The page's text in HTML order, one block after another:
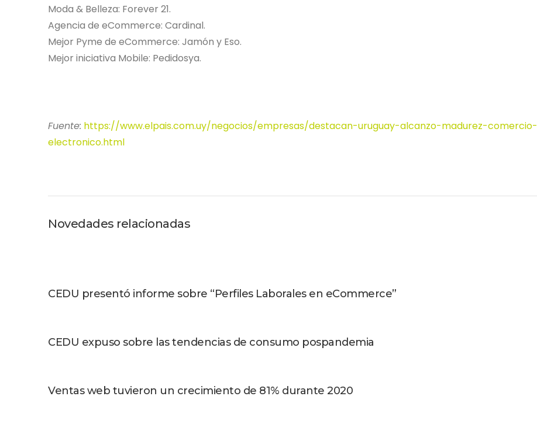
Moda & Belleza: Forever 21.
Agencia de eCommerce: Cardinal.
Mejor Pyme de eCommerce: Jamón y Eso.
Mejor iniciativa Mobile: Pedidosya.
Fuente: https://www.elpais.com.uy/negocios/empresas/destacan-uruguay-alcanzo-madurez-comercio-
electronico.html
Novedades relacionadas
CEDU presentó informe sobre “Perfiles Laborales en eCommerce”
CEDU expuso sobre las tendencias de consumo pospandemia
Ventas web tuvieron un crecimiento de 81% durante 2020